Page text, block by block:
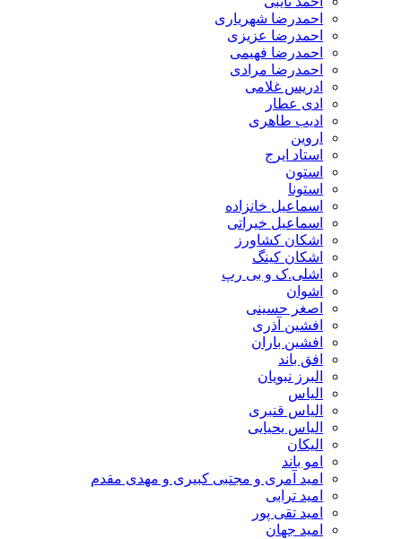
احمدرضا شهریاری
احمدرضا عزیزی
احمدرضا فهیمی
احمدرضا مرادی
ادریس غلامی
ادی عطار
ادیب طاهری
اروین
استاد ایرج
استون
استونا
اسماعیل خانزاده
اسماعیل خیراتی
اشکان کشاورز
اشکان کینگ
اشلی.ک و بی رپ
اشوان
اصغر حسینی
افشین آذری
افشین باران
افق باند
البرز نبویان
الیاس
الیاس قنبرى
الیاس یحیایی
الیکان
امو باند
امید آمری و مجتبی کبیری و مهدى مقدم
امید ترابی
امید تقی پور
امید جهان